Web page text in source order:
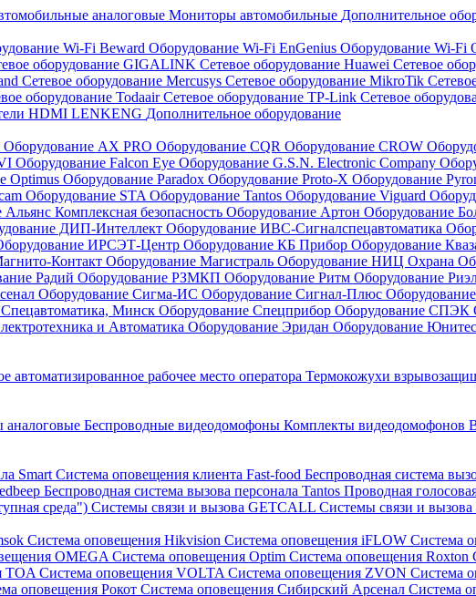
аналоговые Мониторы автомобильные Дополнительное
Wi-Fi Beward Оборудование Wi-Fi EnGenius Оборудование Wi-Fi
оборудование GIGALINK Сетевое оборудование Huawei Сетевое
Сетевое оборудование Mercusys Сетевое оборудование MikroTik
оборудование TodaairСетевое оборудование TP-Link Сетевое
HDMI LENKENG Дополнительное оборудование
Оборудование AX PRO Оборудование CQR Оборудование CROW
Оборудование Falcon Eye Оборудование G.S.N. Electronic Company
Optimus Оборудование Paradox Оборудование Proto-X Оборудование
Оборудование STA Оборудование Tantos Оборудование Viguard
Комплексная безопасность Оборудование Артон Оборудование
ДИП-Интеллект Оборудование ИВС-Сигналспецавтоматика
ИРСЭТ-Центр Оборудование КБ Прибор Оборудование
Контакт Оборудование Магистраль Оборудование НИЦ Охрана
Радий Оборудование РЗМКП Оборудование Ритм Оборудование
Оборудование Сигма-ИС Оборудование Сигнал-Плюс
Минск Оборудование Спецприбор Оборудование СПЭК
и Автоматика Оборудование Эридан Оборудование
автоматизированное рабочее место оператора Термокожухи
Беспроводные видеодомофоны Комплекты видеодомофонов
Smart Система оповещения клиента Fast-food Беспроводная система
Беспроводная система вызова персонала Tantos Проводная
среда") Системы связи и вызова GETCALL Системы связи и вызова
Система оповещения Hikvision Система оповещения iFLOW Система
OMEGA Система оповещения Optim Система оповещения Roxton
TOA Система оповещения VOLTA Система оповещения ZVON Система
оповещения Рокот Система оповещения Сибирский Арсенал Система